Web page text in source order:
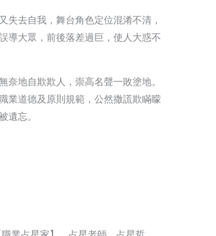
去自我，舞台角色定位混淆不清，
導大眾，前後落差過巨，使人大惑不
地自欺欺人，崇高名聲一敗塗地。
業道德及原則規範，公然撒謊欺瞞矇
遺忘。